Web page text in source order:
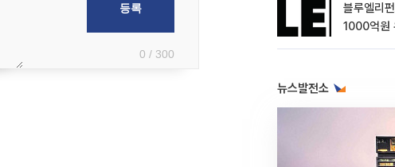
0 / 300
블루엘리
1000억원
뉴스발전소